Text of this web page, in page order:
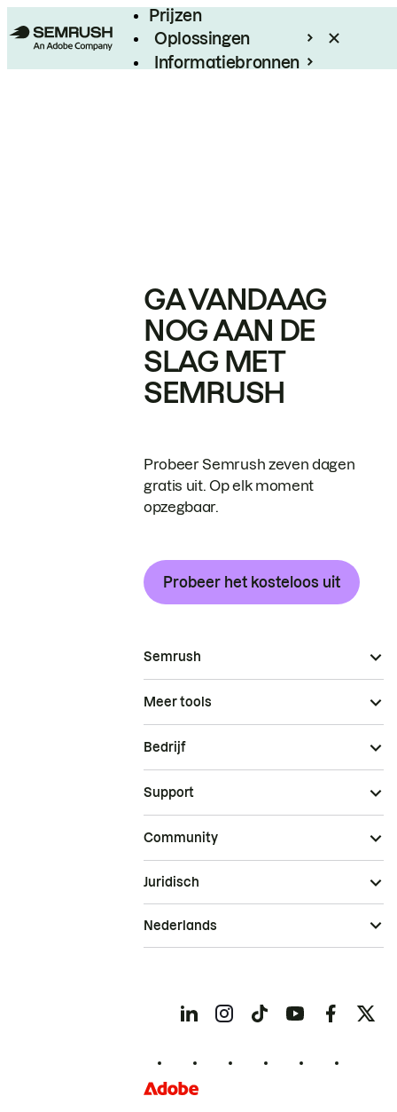
Prijzen
Oplossingen
Informatiebronnen
GA VANDAAG
NOG AAN DE
SLAG MET
SEMRUSH
Probeer Semrush zeven dagen
gratis uit. Op elk moment
opzegbaar.
Probeer het kosteloos uit
Semrush
Meer tools
Bedrijf
Support
Community
Juridisch
Nederlands